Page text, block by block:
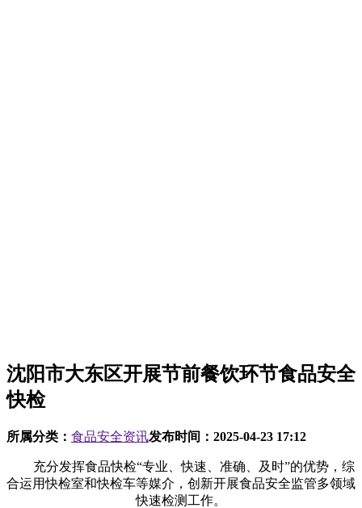
沈阳市大东区开展节前餐饮环节食品安全
快检
所属分类： 食品安全资讯发布时间： 2025-04-23 17:12
充分发挥食品快检“专业、快速、准确、及时”的优势，综
合运用快检室和快检车等媒介，创新开展食品安全监管多领域
快速检测工作。